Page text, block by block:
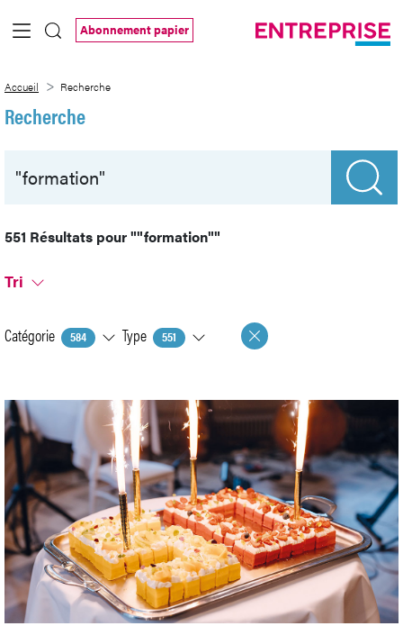
Saut au contenu principal
Abonnement papier
Accueil Recherche
Recherche
551 Résultats pour""formation""
Tri
Catégorie 584 Type 551